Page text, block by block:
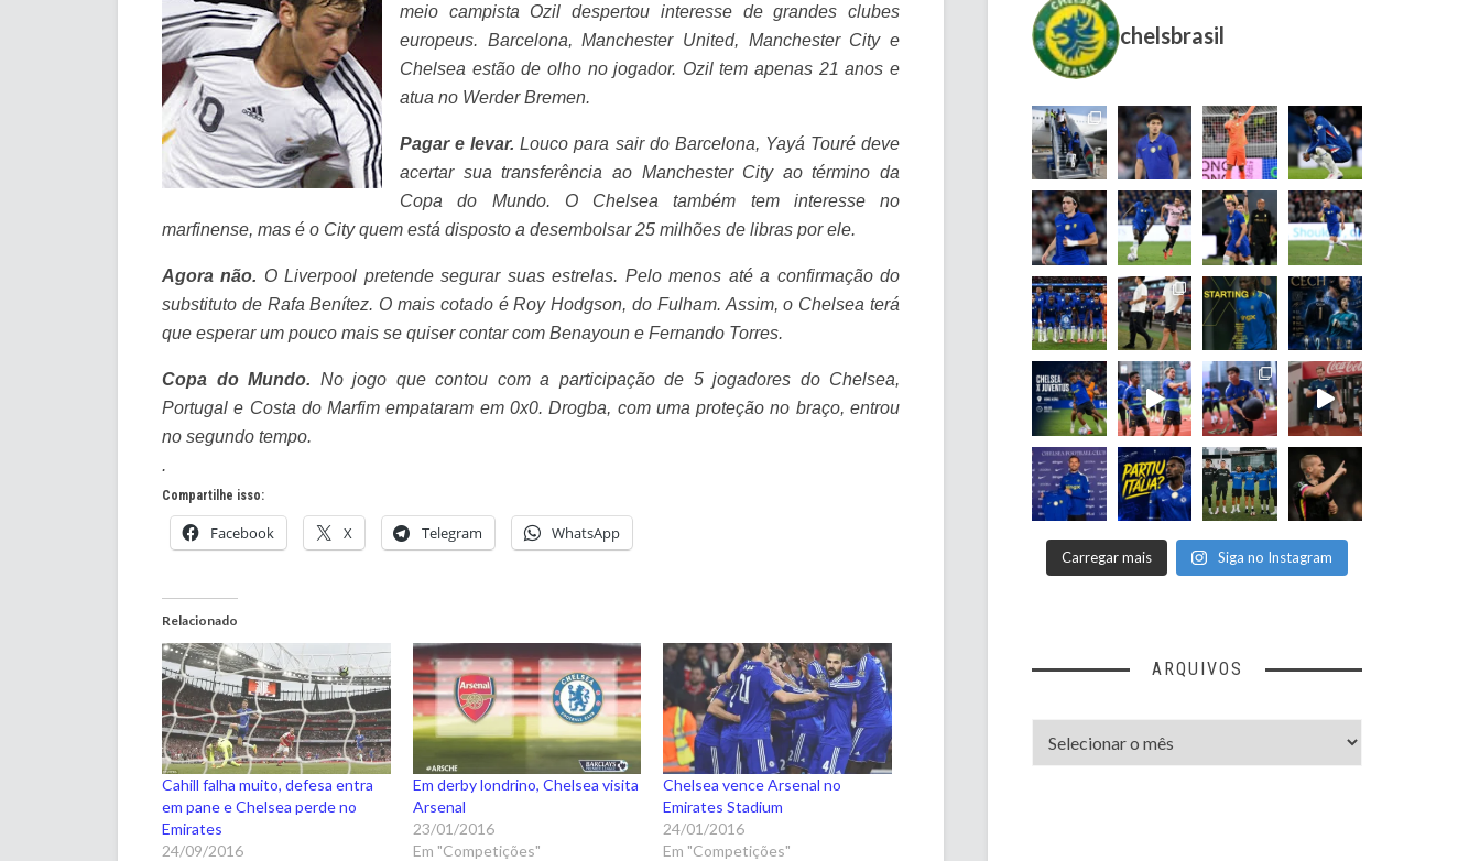
meio campista Ozil despertou interesse de grandes clubes
europeus. Barcelona, Manchester United, Manchester City e
Chelsea estão de olho no jogador. Ozil tem apenas 21 anos e
atua no Werder Bremen.
Pagar e levar. Louco para sair do Barcelona, Yayá Touré deve
acertar sua transferência ao Manchester City ao término da
Copa do Mundo. O Chelsea também tem interesse no
marfinense, mas é o City quem está disposto a desembolsar 25 milhões de libras por ele.
Agora não. O Liverpool pretende segurar suas estrelas. Pelo menos até a confirmação do
substituto de Rafa Benítez. O mais cotado é Roy Hodgson, do Fulham. Assim, o Chelsea terá
que esperar um pouco mais se quiser contar com Benayoun e Fernando Torres.
Copa do Mundo. No jogo que contou com a participação de 5 jogadores do Chelsea,
Portugal e Costa do Marfim empataram em 0x0. Drogba, com uma proteção no braço, entrou
no segundo tempo.
.
Compartilhe isso:
Facebook X Telegram WhatsApp
Relacionado
Cahill falha muito, defesa entra
em pane e Chelsea perde no
Emirates
24/09/2016
Em derby londrino, Chelsea visita
Arsenal
23/01/2016
Em "Competições"
Chelsea vence Arsenal no
Emirates Stadium
24/01/2016
Em "Competições"
chelsbrasil
Carregar mais Siga no Instagram
ARQUIVOS